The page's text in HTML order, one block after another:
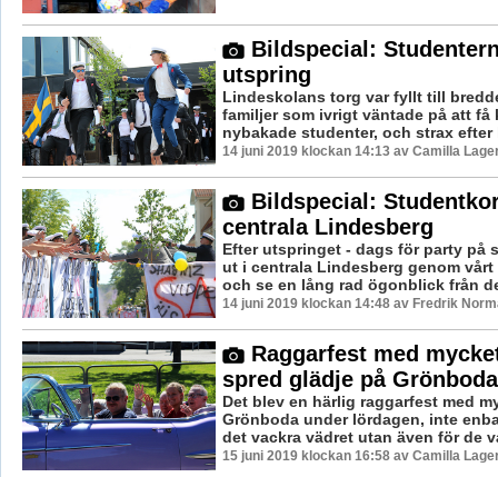
Bildspecial:
utspring
Lindeskolans torg var fyllt till
familjer som ivrigt väntade på att få
nybakade studenter, och strax efter
14 juni 2019 klockan 14:13 av Camilla
Bildspecial:
centrala Lindesberg
Efter utspringet - dags för party på
ut i centrala Lindesberg genom
och se en lång rad ögonblick från
14 juni 2019 klockan 14:48 av Fredrik
Raggarfest med
spred glädje på Grönboda
Det blev en härlig raggarfest med
Grönboda under lördagen, inte
det vackra vädret utan även för de
15 juni 2019 klockan 16:58 av Camilla